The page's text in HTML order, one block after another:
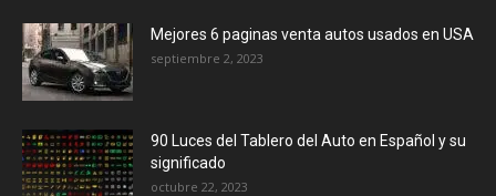
Mejores 6 paginas venta autos usados en USA
septiembre 2, 2023
90 Luces del Tablero del Auto en Español y su
significado
octubre 22, 2023